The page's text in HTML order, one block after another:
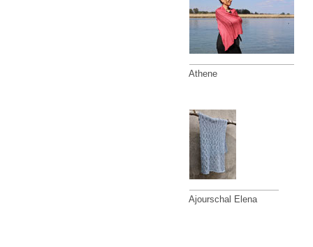
Athene
Ajourschal Elena